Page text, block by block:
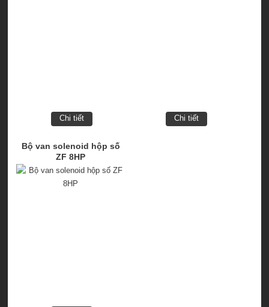
Chi tiết Chi tiết
Bộ van solenoid hộp số
ZF 8HP